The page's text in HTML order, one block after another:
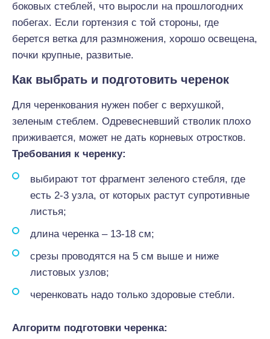
боковых стеблей, что выросли на прошлогодних
побегах. Если гортензия с той стороны, где
берется ветка для размножения, хорошо освещена,
почки крупные, развитые.
Как выбрать и подготовить черенок
Для черенкования нужен побег с верхушкой,
зеленым стеблем. Одревесневший стволик плохо
приживается, может не дать корневых отростков.
Требования к черенку:
выбирают тот фрагмент зеленого стебля, где
есть 2-3 узла, от которых растут супротивные
листья;
длина черенка – 13-18 см;
срезы проводятся на 5 см выше и ниже
листовых узлов;
черенковать надо только здоровые стебли.
Алгоритм подготовки черенка: